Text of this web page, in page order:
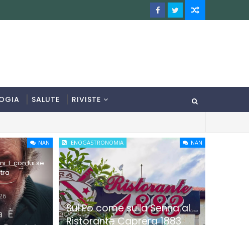
SALUTE RIVISTE
NAN
E con lui se
È
ENOGASTRONOMIA NAN
Sul Po come sulla Senna al
Ristorante Caprera 1883